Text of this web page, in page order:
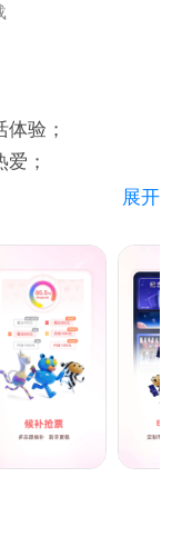
端。
之谦、邓紫棋、
伟霆、鹿晗、田馥
中，爱豆们要及时
验；
；
修！
眼尽享。
一次点击中靠近你
的快乐，从指尖
展开